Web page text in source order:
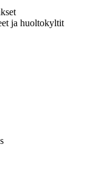
ja huoltokyltit